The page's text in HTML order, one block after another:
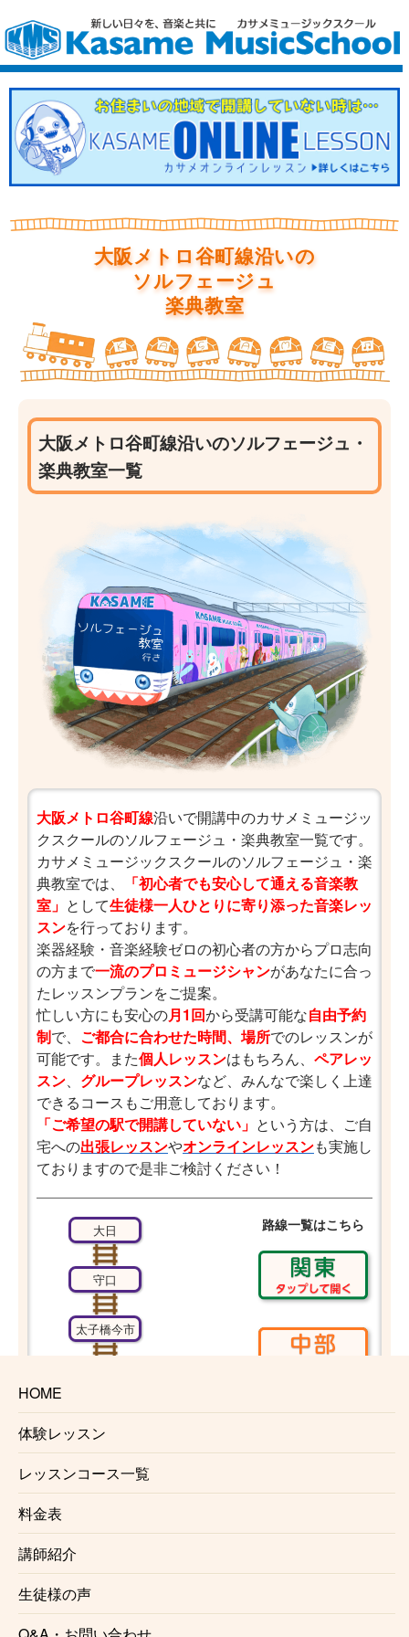
HOME
体験レッスン
レッスンコース一覧
料金表
講師紹介
生徒様の声
大阪メトロ谷町線沿いの
ソルフェージュ
楽典教室
大阪メトロ谷町線沿いのソルフェージュ・
楽典教室一覧
大阪メトロ谷町線沿いで開講中のカサメミュージッ
クスクールのソルフェージュ・楽典教室一覧です。
カサメミュージックスクールのソルフェージュ・楽
典教室では、
「初心者でも安心して通える音楽教
室」 として生徒様一人ひとりに寄り添った音楽レッ
スンを行っております。
楽器経験・音楽経験ゼロの初心者の方からプロ志向
の方まで一流のプロミュージシャンがあなたに合っ
たレッスンプランをご提案。
忙しい方にも安心の月1回から受講可能な自由予約
制で、 ご都合に合わせた時間、場所でのレッスンが
可能です。また個人レッスンはもちろん、 ペアレッ
スン、 グループレッスンなど、みんなで楽しく上達
できるコースもご用意しております。
「ご希望の駅で開講していない」 という方は、ご自
宅への出張レッスンやオンラインレッスンも実施し
ておりますので是非ご検討ください！
大日
守口
太子橋今市
関目高殿
野江内代
天神橋筋六
路線一覧はこちら